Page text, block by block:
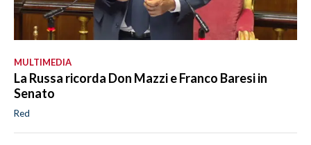
MULTIMEDIA
La Russa ricorda Don Mazzi e Franco Baresi in
Senato
Red